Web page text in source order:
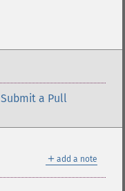
Submit a Pull
＋ add a note